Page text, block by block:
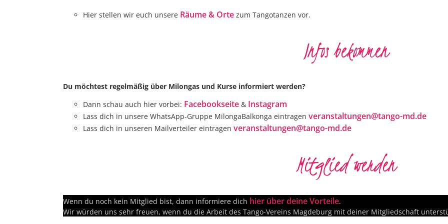
Hier stellen wir euch unsere Räume & Orte zum Tangotanzen vor.
Infos bekommen
Du möchtest regelmäßig über Milongas und Kurse informiert werden?
Dann schau auch hier vorbei: Facebookseite & Instagram
Lass dich in unsere WhatsApp-Gruppe MilongaBalkonga eintragen veranstaltungen@tango-md.de
Lass dich in unseren Mailverteiler eintragen veranstaltungen@tango-md.de
Mitglied werden
Wenn du noch kein Mitglied bist, dann informiere dich hier über deine Vorteile.
Wir würden uns sehr freuen, wenn du die Arbeit des Tango-Vereins Magdeburg mit deiner Mitgliedschaft